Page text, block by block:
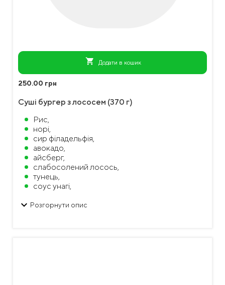
shopping_cart Додати в кошик
250.00 грн
Суші бургер з лососем (370 г)
Рис,
норі,
сир філадельфія,
авокадо,
айсберг,
слабосолений лосось,
тунець,
соус унагі,
ікра масаго,
keyboard_arrow_down Розгорнути опис